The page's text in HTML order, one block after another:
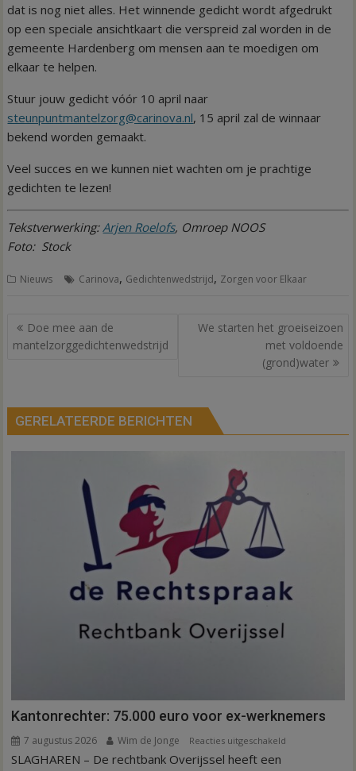
dat is nog niet alles. Het winnende gedicht wordt afgedrukt
op een speciale ansichtkaart die verspreid zal worden in de
gemeente Hardenberg om mensen aan te moedigen om
elkaar te helpen.
Stuur jouw gedicht vóór 10 april naar
steunpuntmantelzorg@carinova.nl, 15 april zal de winnaar
bekend worden gemaakt.
Veel succes en we kunnen niet wachten om je prachtige
gedichten te lezen!
Tekstverwerking: Arjen Roelofs, Omroep NOOS
Foto: Stock
Nieuws Carinova, Gedichtenwedstrijd, Zorgen voor Elkaar
Bericht
navigatie
Doe mee aan de
mantelzorggedichtenwedstrijd
We starten het groeiseizoen
met voldoende
(grond)water
GERELATEERDE BERICHTEN
Kantonrechter: 75.000 euro voor ex-werknemers
7 augustus 2026 Wim de Jonge Reacties uitgeschakeld
SLAGHAREN – De rechtbank Overijssel heeft een